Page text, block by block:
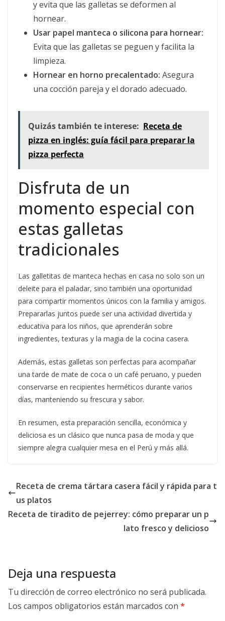
y evita que las galletas se deformen al
hornear.
Usar papel manteca o silicona para hornear:
Evita que las galletas se peguen y facilita la
limpieza.
Hornear en horno precalentado: Asegura
una cocción pareja y el dorado adecuado.
Quizás también te interese: Receta de
pizza en inglés: guía fácil para preparar la
pizza perfecta
Disfruta de un
momento especial con
estas galletas
tradicionales
Las galletitas de manteca hechas en casa no solo son un
deleite para el paladar, sino también una oportunidad
para compartir momentos únicos con la familia y amigos.
Prepararlas juntos puede ser una actividad divertida y
educativa para los niños, que aprenderán sobre
ingredientes, texturas y la magia de la cocina casera.
Además, estas galletas son perfectas para acompañar
una tarde de mate de coca o un café peruano, y pueden
conservarse en recipientes herméticos durante varios
días, manteniendo su frescura y sabor.
En resumen, esta preparación sencilla, económica y
deliciosa es un clásico que nunca pasa de moda y que
siempre alegra cualquier mesa en el Perú y más allá.
Receta de crema tártara casera fácil y rápida para t
us platos
Receta de tiradito de pejerrey: cómo preparar un p
lato fresco y delicioso
Deja una respuesta
Tu dirección de correo electrónico no será publicada.
Los campos obligatorios están marcados con *